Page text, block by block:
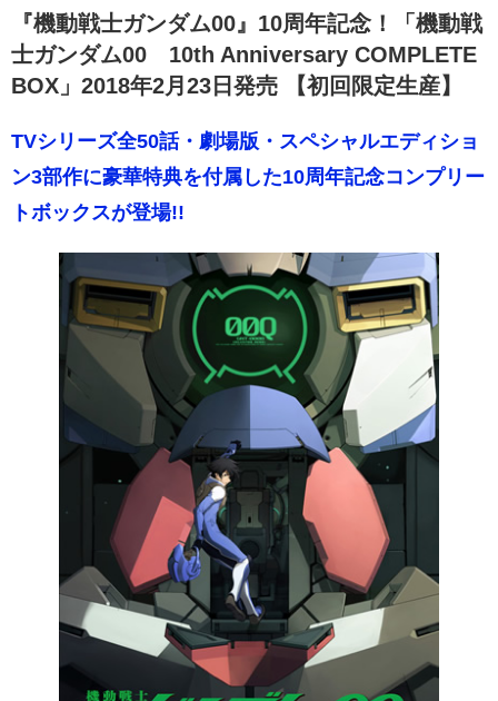
『機動戦士ガンダム00』10周年記念！「機動戦
士ガンダム00 10th Anniversary COMPLETE
BOX」2018年2月23日発売 【初回限定生産】
TVシリーズ全50話・劇場版・スペシャルエディショ
ン3部作に豪華特典を付属した10周年記念コンプリー
トボックスが登場!!